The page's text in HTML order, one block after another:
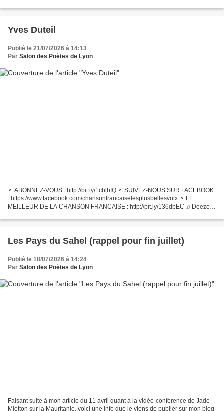
Yves Duteil
Publié le 21/07/2026 à 14:13
Par Salon des Poètes de Lyon
⚬ ABONNEZ-VOUS : http://bit.ly/1chlhIQ ⚬ SUIVEZ-NOUS SUR FACEBOOK
: https://www.facebook.com/chansonfrancaiselesplusbellesvoix ⚬ LE
MEILLEUR DE LA CHANSON FRANCAISE : http://bit.ly/136dbEC ♫ Deezer :
Les Pays du Sahel (rappel pour fin juillet)
Publié le 18/07/2026 à 14:24
Par Salon des Poètes de Lyon
Faisant suite à mon article du 11 avril quant à la vidéo-conférence de Jade
Mietton sur la Mauritanie, voici une info que je viens de publier sur mon blog